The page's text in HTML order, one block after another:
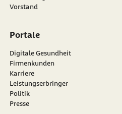
Vorstand
Portale
Digitale Gesundheit
Firmenkunden
Karriere
Leistungserbringer
Politik
Presse